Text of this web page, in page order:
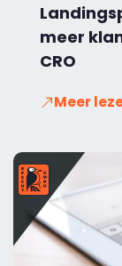
meer
CRO
Meer